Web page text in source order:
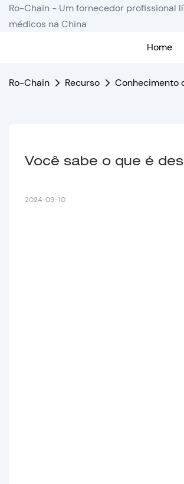
Ro-Chain - Um fornecedor profissional
médicos na China
Home
Ro-Chain Recurso Conhecimento
Você sabe o que é
2024-09-10